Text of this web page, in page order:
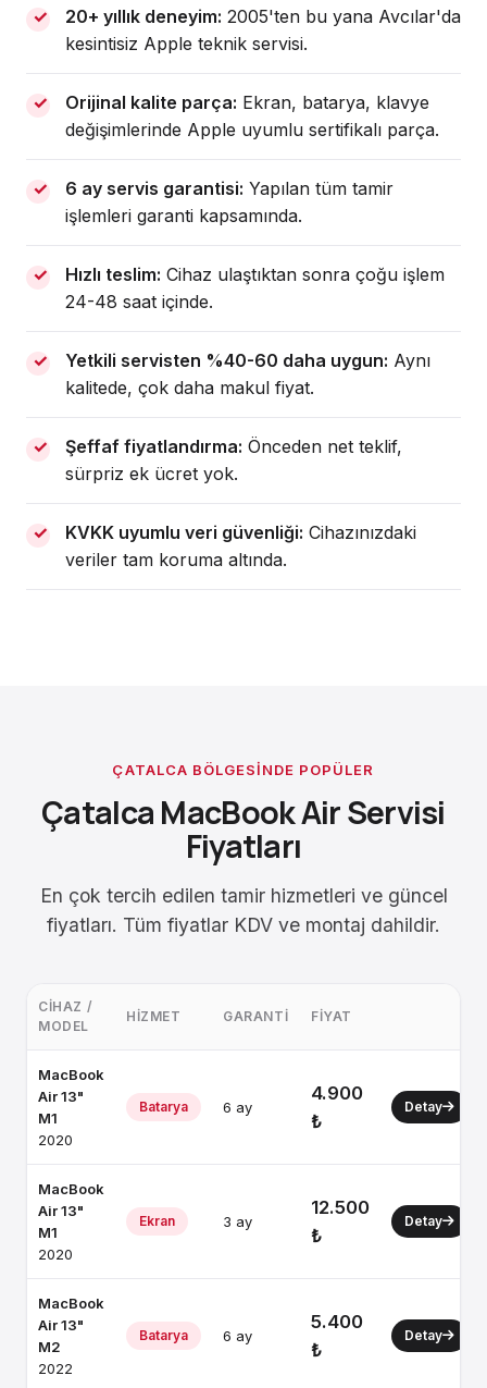
20+ yıllık deneyim: 2005'ten bu yana Avcılar'da
kesintisiz Apple teknik servisi.
Orijinal kalite parça: Ekran, batarya, klavye
değişimlerinde Apple uyumlu sertifikalı parça.
6 ay servis garantisi: Yapılan tüm tamir
işlemleri garanti kapsamında.
Hızlı teslim: Cihaz ulaştıktan sonra çoğu işlem
24-48 saat içinde.
Yetkili servisten %40-60 daha uygun: Aynı
kalitede, çok daha makul fiyat.
Şeffaf fiyatlandırma: Önceden net teklif,
sürpriz ek ücret yok.
KVKK uyumlu veri güvenliği: Cihazınızdaki
veriler tam koruma altında.
ÇATALCA BÖLGESINDE POPÜLER
Çatalca MacBook Air Servisi
Fiyatları
En çok tercih edilen tamir hizmetleri ve güncel
fiyatları. Tüm fiyatlar KDV ve montaj dahildir.
CIHAZ /
MODEL
HIZMET GARANTI FIYAT
MacBook
Air 13"
M1
2020
Batarya 6 ay
4.900
₺
Detay
MacBook
Air 13"
M1
2020
Ekran 3 ay
12.500
₺
Detay
MacBook
Air 13"
M2
2022
Batarya 6 ay
5.400
₺
Detay